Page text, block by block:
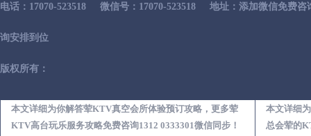
本文详细为你解答荤KTV真空会所体验预订攻略，更多荤
KTV高台玩乐服务攻略免费咨询1312 0333301微信同步！
本文详细
总会荤的
电话：17070-523518 微信号：17070-523518 地址：添加微信免费
询安排到位
版权所有：